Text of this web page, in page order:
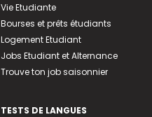
Vie Etudiante
Bourses et prêts étudiants
Logement Etudiant
Jobs Etudiant et Alternance
Trouve ton job saisonnier
TESTS DE LANGUES